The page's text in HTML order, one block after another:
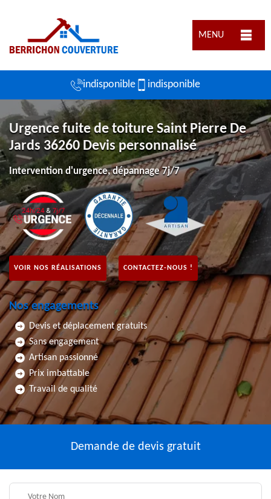
MENU
indisponible indisponible
Urgence fuite de toiture Saint Pierre De
Jards 36260 Devis personnalisé
Intervention d'urgence, dépannage 7j/7
VOIR NOS RÉALISATIONS CONTACTEZ-NOUS !
Nos engagements
Devis et déplacement gratuits
Sans engagement
Artisan passionné
Prix imbattable
Travail de qualité
Demande de devis gratuit